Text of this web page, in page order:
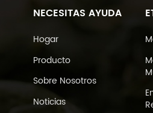
NECESITAS AYUDA
Hogar
Producto
Sobre Nosotros
Noticias